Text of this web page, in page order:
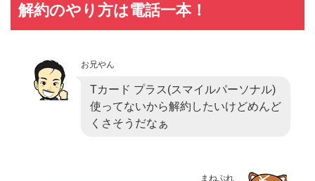
解約のやり方は電話一本！
お兄やん
Tカード プラス(スマイルパーソナル)
使ってないから解約したいけどめんど
くさそうだなぁ
まねぷれ